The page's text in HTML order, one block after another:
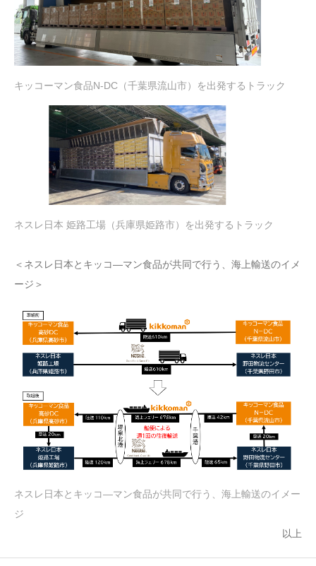
キッコーマン食品N-DC（千葉県流山市）を出発するトラック
ネスレ日本 姫路工場（兵庫県姫路市）を出発するトラック
＜ネスレ日本とキッコ―マン食品が共同で行う、海上輸送のイメ
ージ＞
ネスレ日本とキッコ―マン食品が共同で行う、海上輸送のイメー
ジ
以上